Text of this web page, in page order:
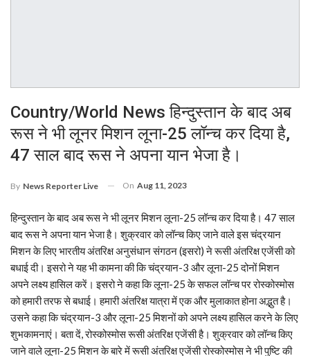
Country/World News हिन्दुस्तान के बाद अब
रूस ने भी लूनर मिशन लूना-25 लॉन्च कर दिया है,
47 साल बाद रूस ने अपना यान भेजा है।
By News Reporter Live On Aug 11, 2023
हिन्दुस्तान के बाद अब रूस ने भी लूनर मिशन लूना-25 लॉन्च कर दिया है। 47 साल
बाद रूस ने अपना यान भेजा है। शुक्रवार को लॉन्च किए जाने वाले इस चंद्रयान
मिशन के लिए भारतीय अंतरिक्ष अनुसंधान संगठन (इसरो) ने रूसी अंतरिक्ष एजेंसी को
बधाई दी। इसरो ने यह भी कामना की कि चंद्रयान-3 और लूना-25 दोनों मिशन
अपने लक्ष्य हासिल करें। इसरो ने कहा कि लूना-25 के सफल लॉन्च पर रोस्कोस्मोस
को हमारी तरफ से बधाई। हमारी अंतरिक्ष यात्रा में एक और मुलाकात होना अद्भुत है।
उसने कहा कि चंद्रयान-3 और लूना-25 मिशनों को अपने लक्ष्य हासिल करने के लिए
शुभकामनाएं। बता दें, रोस्कोस्मोस रूसी अंतरिक्ष एजेंसी है। शुक्रवार को लॉन्च किए
जाने वाले लूना-25 मिशन के बारे में रूसी अंतरिक्ष एजेंसी रोस्कोस्मोस ने भी पुष्टि की